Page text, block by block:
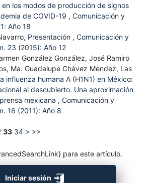
en los modos de producción de signos
de COVID-19 , Comunicación y
Año 18
Presentación , Comunicación y
23 (2015): Año 12
González González, José Ramiro
Ma. Guadalupe Chávez Méndez, Las
influenza humana A (H1N1) en México:
al descubierto. Una aproximación
mexicana , Comunicación y
16 (2011): Año 8
33 34 > >>
para este artículo.
Iniciar sesión